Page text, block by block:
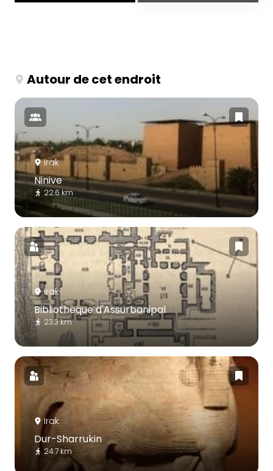
Autour de cet endroit
Irak
Ninive
22.6 km
Irak
Bibliothèque d'Assurbanipal
23.3 km
Irak
Dur-Sharrukin
24.7 km